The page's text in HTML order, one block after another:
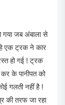
गया जब अंबाला से
एक ट्रक ने कार
हो गई ! ट्रक
के पानीपत को
गलती नहीं है !
की तरफ जा रहा